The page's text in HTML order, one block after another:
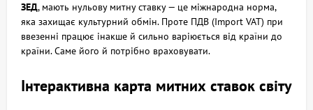
ЗЕД, мають нульову митну ставку — це міжнародна норма,
яка захищає культурний обмін. Проте ПДВ (Import VAT) при
ввезенні працює інакше й сильно варіюється від країни до
країни. Саме його й потрібно враховувати.
Інтерактивна карта митних ставок світу